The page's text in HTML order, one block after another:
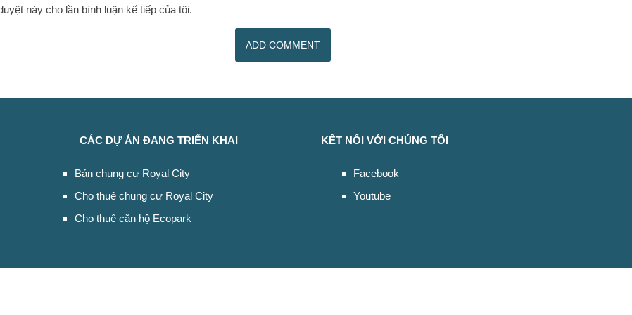
này cho lần bình luận kế tiếp của tôi.
CÁC DỰ ÁN ĐANG TRIỂN KHAI
Bán chung cư Royal City
Cho thuê chung cư Royal City
Cho thuê căn hộ Ecopark
KẾT NỐI VỚI CHÚNG TÔI
Facebook
Youtube